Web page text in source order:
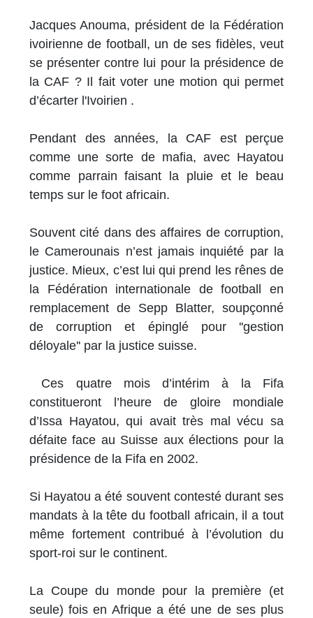
Jacques Anouma, président de la Fédération
ivoirienne de football, un de ses fidèles, veut
se présenter contre lui pour la présidence de
la CAF ? Il fait voter une motion qui permet
d’écarter l'Ivoirien .
Pendant des années, la CAF est perçue
comme une sorte de mafia, avec Hayatou
comme parrain faisant la pluie et le beau
temps sur le foot africain.
Souvent cité dans des affaires de corruption,
le Camerounais n’est jamais inquiété par la
justice. Mieux, c’est lui qui prend les rênes de
la Fédération internationale de football en
remplacement de Sepp Blatter, soupçonné
de corruption et épinglé pour ''gestion
déloyale'' par la justice suisse.
Ces quatre mois d’intérim à la Fifa
constitueront l’heure de gloire mondiale
d’Issa Hayatou, qui avait très mal vécu sa
défaite face au Suisse aux élections pour la
présidence de la Fifa en 2002.
Si Hayatou a été souvent contesté durant ses
mandats à la tête du football africain, il a tout
même fortement contribué à l’évolution du
sport-roi sur le continent.
La Coupe du monde pour la première (et
seule) fois en Afrique a été une de ses plus